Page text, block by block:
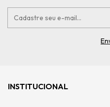
INSTITUCIONAL